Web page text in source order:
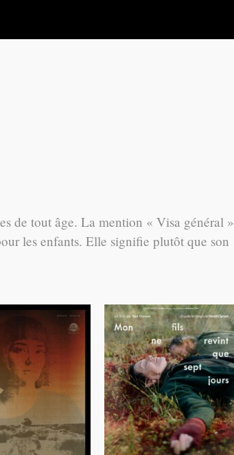
de tout âge. La mention « Visa général »
les enfants. Elle signifie plutôt que son
À tous
ceux qui ne me lisent pas